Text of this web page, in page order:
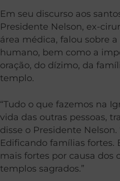
Em seu discurso aos
Presidente Nelson, ex-
área médica, falou sobre
humano, bem como a
oração, do dízimo, da
templo.
“Tudo o que fazemos na
vida das outras pessoas,
disse o Presidente Nelson.
Edificando famílias fortes.
mais fortes por causa dos
templos sagrados.”